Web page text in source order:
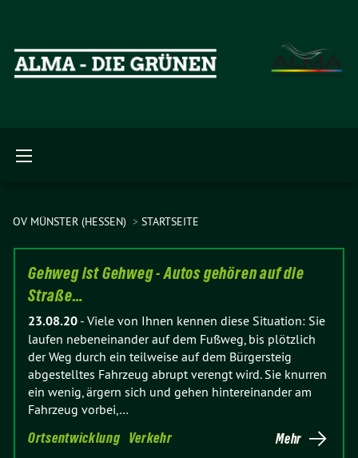
OV MÜNSTER (HESSEN) STARTSEITE
Gehweg ist Gehweg - Autos gehören auf die
Straße…
23.08.20 - Viele von Ihnen kennen diese Situation: Sie
laufen nebeneinander auf dem Fußweg, bis plötzlich
der Weg durch ein teilweise auf dem Bürgersteig
abgestelltes Fahrzeug abrupt verengt wird. Sie knurren
ein wenig, ärgern sich und gehen hintereinander am
Fahrzeug vorbei,…
Ortsentwicklung Verkehr Mehr